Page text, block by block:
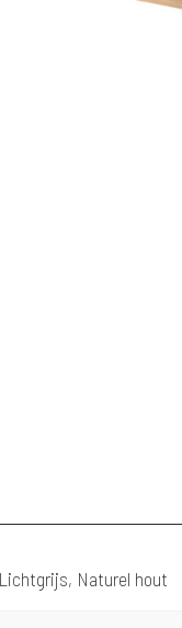
Lichtgrijs, Naturel hout